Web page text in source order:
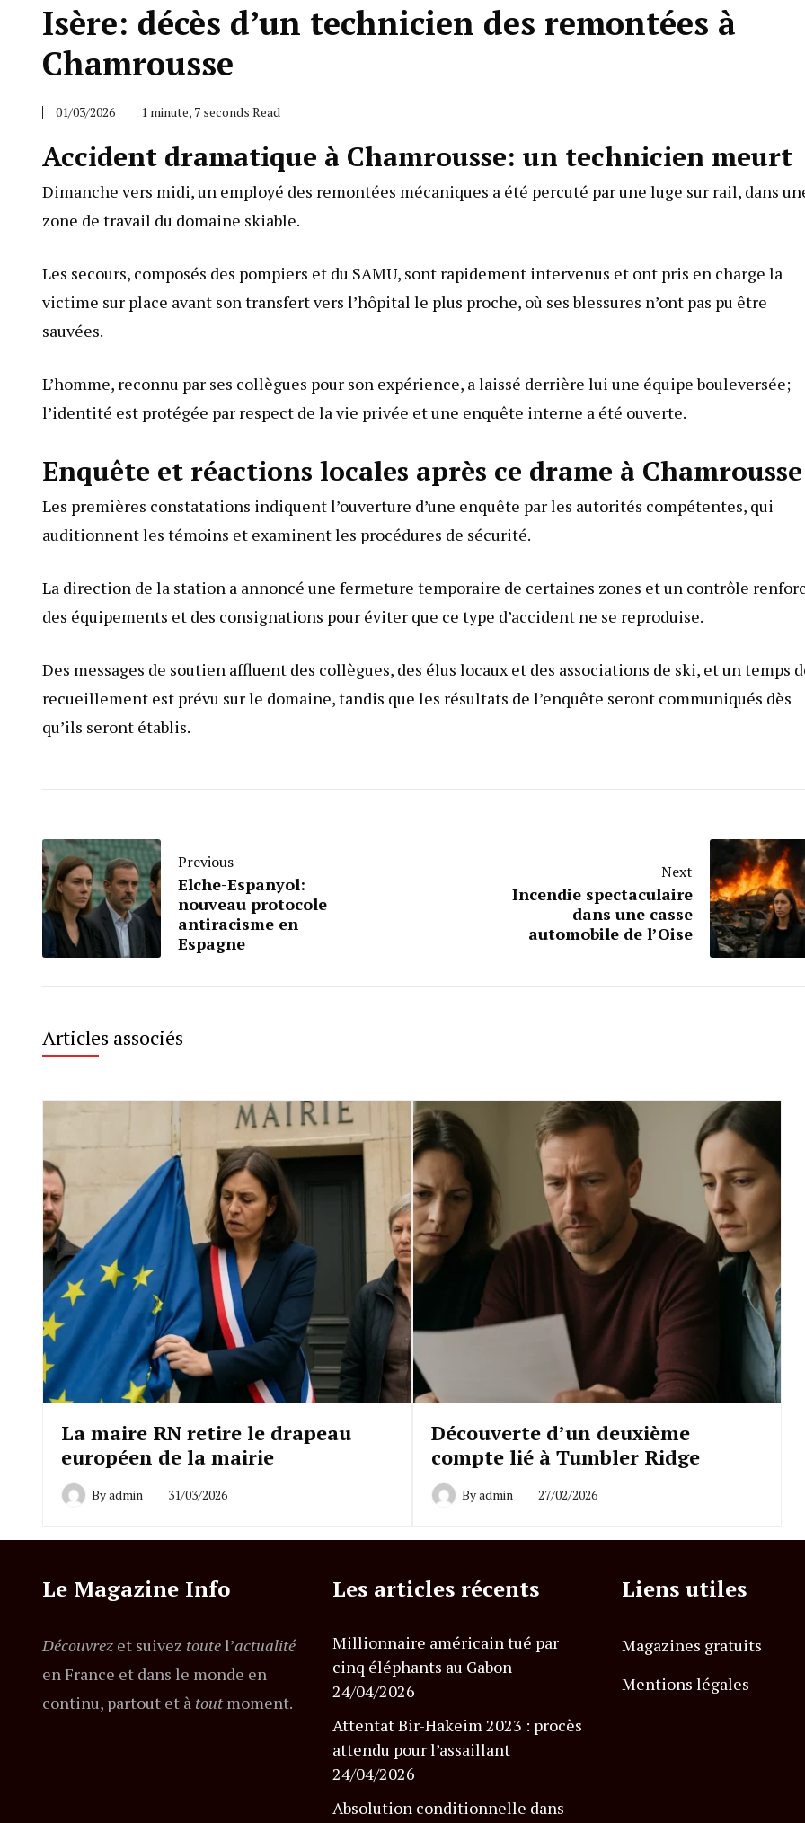
Isère: décès d’un technicien des remontées à
Chamrousse
01/03/2026 1 minute, 7 seconds Read
Accident dramatique à Chamrousse: un technicien meurt
Dimanche vers midi, un employé des remontées mécaniques a été percuté par une luge sur rail, dans
zone de travail du domaine skiable.
Les secours, composés des pompiers et du SAMU, sont rapidement intervenus et ont pris en charge la
victime sur place avant son transfert vers l’hôpital le plus proche, où ses blessures n’ont pas pu être
sauvées.
L’homme, reconnu par ses collègues pour son expérience, a laissé derrière lui une équipe bouleversée;
l’identité est protégée par respect de la vie privée et une enquête interne a été ouverte.
Enquête et réactions locales après ce drame à Chamrousse
Les premières constatations indiquent l’ouverture d’une enquête par les autorités compétentes, qui
auditionnent les témoins et examinent les procédures de sécurité.
La direction de la station a annoncé une fermeture temporaire de certaines zones et un contrôle
des équipements et des consignations pour éviter que ce type d’accident ne se reproduise.
Des messages de soutien affluent des collègues, des élus locaux et des associations de ski, et un temps
recueillement est prévu sur le domaine, tandis que les résultats de l’enquête seront communiqués dès
qu’ils seront établis.
Previous
Elche-Espanyol:
nouveau protocole
antiracisme en
Espagne
Next
Incendie spectaculaire
dans une casse
automobile de l’Oise
Articles associés
La maire RN retire le drapeau
européen de la mairie
Byadmin 31/03/2026
Découverte d’un deuxième
compte lié à Tumbler Ridge
Byadmin 27/02/2026
Le Magazine Info
Découvrez et suivez toutel’actualité
en France et dans le monde en
continu, partout et à toutmoment.
Les articles récents
Millionnaire américain tué par
cinq éléphants au Gabon
24/04/2026
Attentat Bir-Hakeim 2023 : procès
attendu pour l’assaillant
24/04/2026
Absolution conditionnelle dans
Liens utiles
Magazines gratuits
Mentions légales